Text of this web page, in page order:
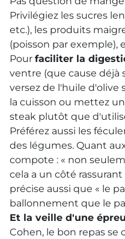
Privilégiez les sucres
etc.), les produits
(poisson par exemple),
Pour faciliter la
ventre (que cause déjà
versez de l'huile d'olive
la cuisson ou mettez
steak plutôt que
Préférez aussi les
des légumes. Quant
compote : « non
cela a un côté
précise aussi que « le
ballonnement que le
Et la veille d'une
Cohen, le bon repas se